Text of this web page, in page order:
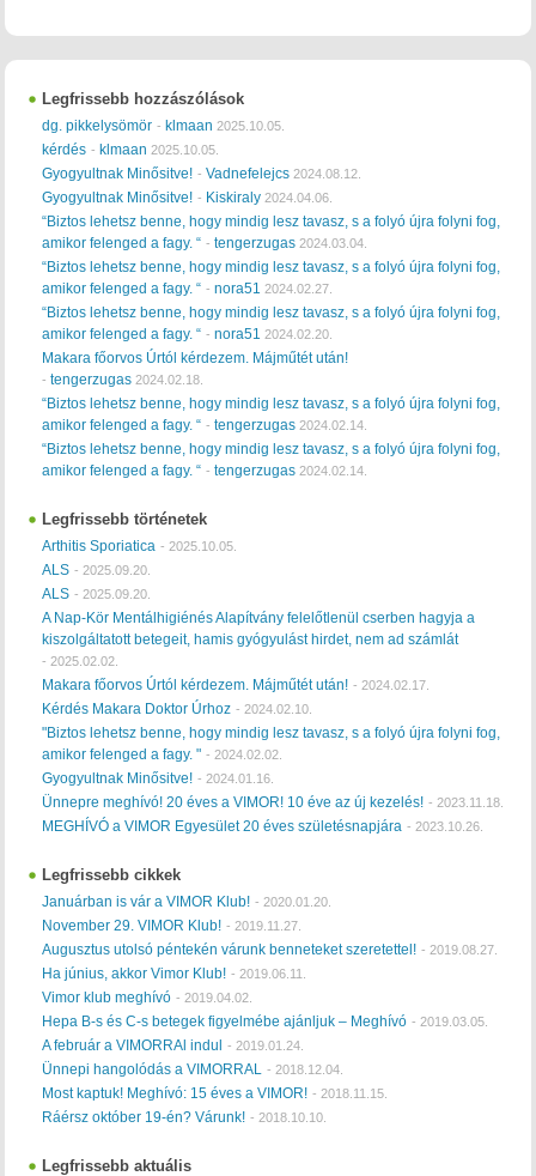
Legfrissebb hozzászólások
dg. pikkelysömör - klmaan 2025.10.05.
kérdés - klmaan 2025.10.05.
Gyogyultnak Minősitve! -Vadnefelejcs 2024.08.12.
Gyogyultnak Minősitve! - Kiskiraly 2024.04.06.
“Biztos lehetsz benne, hogy mindig lesz tavasz, s a folyó újra folyni fog,
amikor felenged a fagy. “ -tengerzugas 2024.03.04.
“Biztos lehetsz benne, hogy mindig lesz tavasz, s a folyó újra folyni fog,
amikor felenged a fagy. “ -nora51 2024.02.27.
“Biztos lehetsz benne, hogy mindig lesz tavasz, s a folyó újra folyni fog,
amikor felenged a fagy. “ -nora51 2024.02.20.
Makara főorvos Úrtól kérdezem. Májműtét után!
-tengerzugas 2024.02.18.
“Biztos lehetsz benne, hogy mindig lesz tavasz, s a folyó újra folyni fog,
amikor felenged a fagy. “ -tengerzugas 2024.02.14.
“Biztos lehetsz benne, hogy mindig lesz tavasz, s a folyó újra folyni fog,
amikor felenged a fagy. “ -tengerzugas 2024.02.14.
Legfrissebb történetek
Arthitis Sporiatica - 2025.10.05.
ALS - 2025.09.20.
ALS - 2025.09.20.
A Nap-Kör Mentálhigiénés Alapítvány felelőtlenül cserben hagyja a
kiszolgáltatott betegeit, hamis gyógyulást hirdet, nem ad számlát
- 2025.02.02.
Makara főorvos Úrtól kérdezem. Májműtét után! - 2024.02.17.
Kérdés Makara Doktor Úrhoz - 2024.02.10.
"Biztos lehetsz benne, hogy mindig lesz tavasz, s a folyó újra folyni fog,
amikor felenged a fagy. " - 2024.02.02.
Gyogyultnak Minősitve! - 2024.01.16.
Ünnepre meghívó! 20 éves a VIMOR! 10 éve az új kezelés! - 2023.11.18.
MEGHÍVÓ a VIMOR Egyesület 20 éves születésnapjára - 2023.10.26.
Legfrissebb cikkek
Januárban is vár a VIMOR Klub! - 2020.01.20.
November 29. VIMOR Klub! - 2019.11.27.
Augusztus utolsó péntekén várunk benneteket szeretettel! - 2019.08.27.
Ha június, akkor Vimor Klub! - 2019.06.11.
Vimor klub meghívó - 2019.04.02.
Hepa B-s és C-s betegek figyelmébe ajánljuk – Meghívó - 2019.03.05.
A február a VIMORRAl indul - 2019.01.24.
Ünnepi hangolódás a VIMORRAL - 2018.12.04.
Most kaptuk! Meghívó: 15 éves a VIMOR! - 2018.11.15.
Ráérsz október 19-én? Várunk! - 2018.10.10.
Legfrissebb aktuális